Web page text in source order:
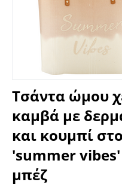
Τσάντα ώμου
καμβά με
και κουμπί
'summer
μπέζ